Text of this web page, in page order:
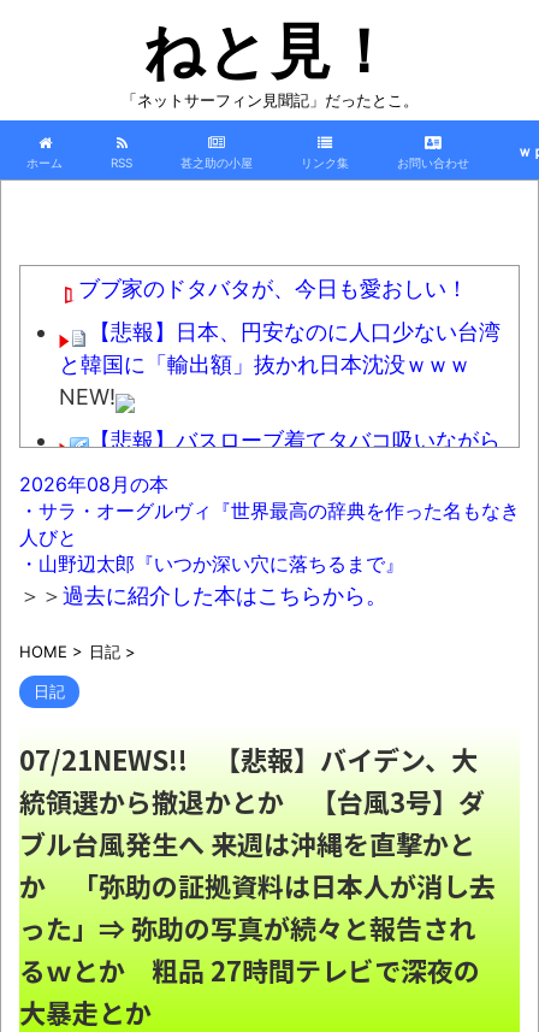
ねと見！
「ネットサーフィン見聞記」だったとこ。
ホーム RSS 甚之助の小屋 リンク集 お問い合わせ
ｗ
ブブ家のドタバタが、今日も愛おしい！
【悲報】日本、円安なのに人口少ない台湾
と韓国に「輸出額」抜かれ日本沈没ｗｗｗ
NEW!
【悲報】バスローブ着てタバコ吸いながら
記者会見する奴ｗｗｗｗｗｗｗｗｗｗｗｗｗｗ
NEW!
琵琶湖三市同時花火大会、開催中止を発
表 場所時刻不明・許可なし・交通整理なし・
市が関与否定 NEW!
警視庁の担当者「飯塚幸三を逮捕しなくて
いい理由を考えるために1000ページもの法解
カズレーザー、車の任意保険を巡り持論
「強制しろよ！」「保険にも入れないヤツは運
転すんなよ」
NEW!
日本韓国台湾「少子化です」←わかる 中
国北朝鮮「少子化です」←強権国家でも止めら
れないのかよNEW!
【画像】あのちゃん、なんか別人になる
NEW!
2026年08月の本
・サラ・オーグルヴィ『世界最高の辞典を作った名もなき
人びと
・山野辺太郎『いつか深い穴に落ちるまで』
＞＞過去に紹介した本はこちらから。
HOME > 日記 >
日記
07/21NEWS!! 【悲報】バイデン、大
統領選から撤退かとか 【台風3号】ダ
ブル台風発生へ 来週は沖縄を直撃かと
か 「弥助の証拠資料は日本人が消し去
った」⇒ 弥助の写真が続々と報告され
るｗとか 粗品 27時間テレビで深夜の
大暴走とか